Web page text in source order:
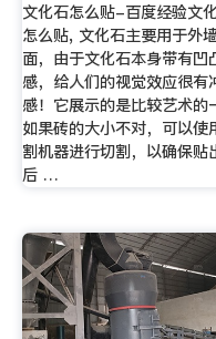
文化石怎么贴-百度经验文
怎么贴, 文化石主要用于外
面，由于文化石本身带有凹
感，给人们的视觉效应很有
感！它展示的是比较艺术的
如果砖的大小不对，可以使
割机器进行切割，以确保贴
后 …